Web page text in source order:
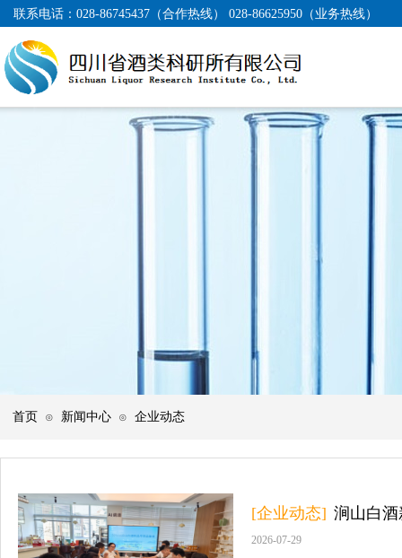
联系电话： 028-86745437（合作热线） 028-86625950（业务热线）
首页 ⊙ 新闻中心 ⊙ 企业动态
[企业动态] 涧山白
2026-07-29